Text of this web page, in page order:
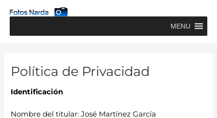
MENU
Política de Privacidad
Identificación
Nombre del titular: José Martínez García